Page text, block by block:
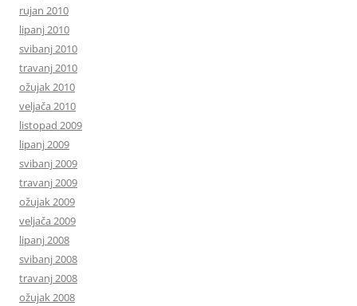
rujan 2010
lipanj 2010
svibanj 2010
travanj 2010
ožujak 2010
veljača 2010
listopad 2009
lipanj 2009
svibanj 2009
travanj 2009
ožujak 2009
veljača 2009
lipanj 2008
svibanj 2008
travanj 2008
ožujak 2008